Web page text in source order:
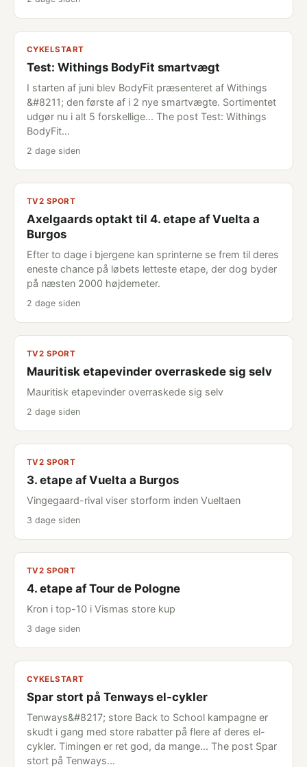
CYKELSTART
Test: Withings BodyFit smartvægt
I starten af juni blev BodyFit præsenteret af Withings
&#8211; den første af i 2 nye smartvægte. Sortimentet
udgør nu i alt 5 forskellige... The post Test: Withings
BodyFit…
2 dage siden
TV2 SPORT
Axelgaards optakt til 4. etape af Vuelta a
Burgos
Efter to dage i bjergene kan sprinterne se frem til deres
eneste chance på løbets letteste etape, der dog byder
på næsten 2000 højdemeter.
2 dage siden
TV2 SPORT
Mauritisk etapevinder overraskede sig selv
Mauritisk etapevinder overraskede sig selv
2 dage siden
TV2 SPORT
3. etape af Vuelta a Burgos
Vingegaard-rival viser storform inden Vueltaen
3 dage siden
TV2 SPORT
4. etape af Tour de Pologne
Kron i top-10 i Vismas store kup
3 dage siden
CYKELSTART
Spar stort på Tenways el-cykler
Tenways&#8217; store Back to School kampagne er
skudt i gang med store rabatter på flere af deres el-
cykler. Timingen er ret god, da mange... The post Spar
stort på Tenways…